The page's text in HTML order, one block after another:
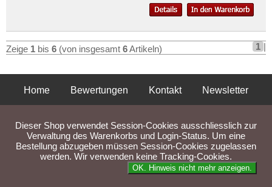
Zeige 1 bis 6 (von insgesamt 6Artikeln) 1 |
Home Bewertungen Kontakt
Newsletter
Liefer- und Versandkosten
Dieser Shop verwendet Session-Cookies ausschliesslich zur
Verwaltung des Warenkorbs und Login-Status. Um eine
Bestellung abzugeben müssen Session-Cookies zugelassen
werden. Wir verwenden keine Tracking-Cookies.
OK. Hinweis nicht mehr anzeigen.